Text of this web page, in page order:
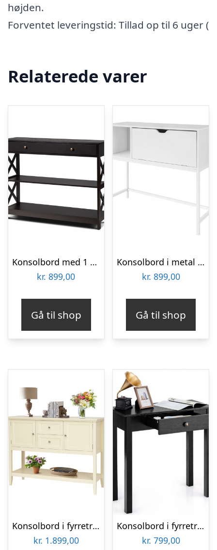
højden.
Forventet leveringstid: Tillad op til 6 uger (
Relaterede varer
Konsolbord med 1 skuffe i mdf B100 x D30 cm – Brun
kr. 899,00
Gå til shop
Konsolbord i metal og møbelplade H80 x B92 x D30 cm – Hvid
kr. 899,00
Gå til shop
Konsolbord i fyrretræ B117 x D38 cm – Cremehvid
kr. 1.899,00
Konsolbord i fyrretræ og MDF B71 cm – Sort
kr. 799,00